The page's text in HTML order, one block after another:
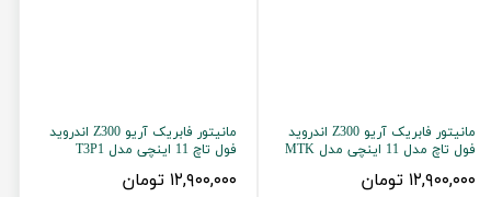
مانیتور فابریک آریو Z300 اندروید
فول تاچ مدل 11 اینچی مدل MTK
۱۲,۹۰۰,۰۰۰ تومان
مانیتور فابریک آریو Z300 اندروید
فول تاچ 11 اینچی مدل T3P1
۱۲,۹۰۰,۰۰۰ تومان